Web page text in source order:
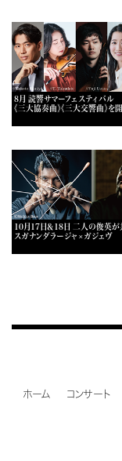
8月 読響サマーフェスティバル
《三大協奏曲》《三大交響曲》を開
10月17日＆18日 二人の俊英が
スガナンダラージャ×ガジェヴ
ホーム コンサート